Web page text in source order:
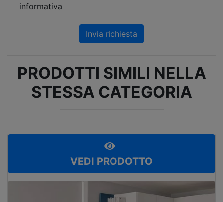
informativa
Invia richiesta
PRODOTTI SIMILI NELLA
STESSA CATEGORIA
VEDI PRODOTTO